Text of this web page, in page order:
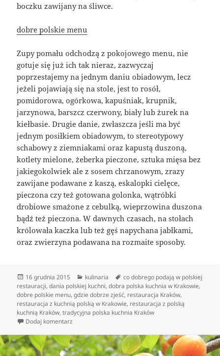
boczku zawijany na śliwce.
dobre polskie menu
Zupy pomału odchodzą z pokojowego menu, nie
gotuje się już ich tak nieraz, zazwyczaj
poprzestajemy na jednym daniu obiadowym, lecz
jeżeli pojawiają się na stole, jest to rosół,
pomidorowa, ogórkowa, kapuśniak, krupnik,
jarzynowa, barszcz czerwony, biały lub żurek na
kiełbasie. Drugie danie, zwłaszcza jeśli ma być
jednym posiłkiem obiadowym, to stereotypowy
schabowy z ziemniakami oraz kapustą duszoną,
kotlety mielone, żeberka pieczone, sztuka mięsa bez
jakiegokolwiek ale z sosem chrzanowym, zrazy
zawijane podawane z kaszą, eskalopki cielęce,
pieczona czy też gotowana golonka, wątróbki
drobiowe smażone z cebulką, wieprzowina duszona
bądź też pieczona. W dawnych czasach, na stołach
królowała kaczka lub też gęś napychana jabłkami,
oraz zwierzyna podawana na rozmaite sposoby.
Data
publikacji
16 grudnia 2015 Kategorie
kulinaria Tagi
co dobrego podają w polskiej
restauracji,dania polskiej kuchni,dobra polska kuchnia w Krakowie,
dobre polskie menu,gdzie dobrze zjeść, restauracja Kraków,
restauracja z kuchnią polską w Krakowie, restauracja z polską
kuchnią Kraków,tradycyjna polska kuchnia Kraków
Dodaj komentarz